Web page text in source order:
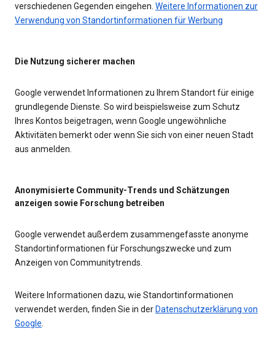
verschiedenen Gegenden eingehen. Weitere Informationen zur
Verwendung von Standortinformationen für Werbung
Die Nutzung sicherer machen
Google verwendet Informationen zu Ihrem Standort für einige
grundlegende Dienste. So wird beispielsweise zum Schutz
Ihres Kontos beigetragen, wenn Google ungewöhnliche
Aktivitäten bemerkt oder wenn Sie sich von einer neuen Stadt
aus anmelden.
Anonymisierte Community-Trends und Schätzungen
anzeigen sowie Forschung betreiben
Google verwendet außerdem zusammengefasste anonyme
Standortinformationen für Forschungszwecke und zum
Anzeigen von Communitytrends.
Weitere Informationen dazu, wie Standortinformationen
verwendet werden, finden Sie in der Datenschutzerklärung von
Google